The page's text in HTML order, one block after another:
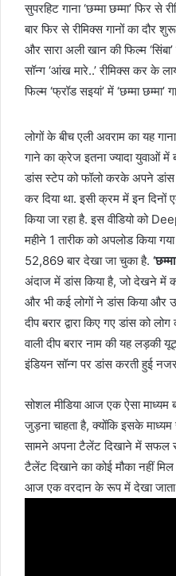
सुपरहिट गाना ‘छम्‍मा छम्‍मा’ फिर से
बार फिर से रीमिक्‍स गानों का दौर
और सारा अली खान की फिल्‍म
सॉन्‍ग ‘आंख मारे..’ रीमिक्‍स कर के
फिल्‍म ‘फ्रॉड सइयां’ में ‘छम्‍मा
लोगों के बीच एली अवराम का यह
गाने का क्रेज इतना ज्‍यादा युवाओं
डांस स्‍टेप को फॉलो करके अपने डांस
कर दिया था. इसी क्रम में इन दिनों
किया जा रहा है. इस वीडियो को
महीने 1 तारीक को अपलोड किया
52,869 बार देखा जा चुका है.
अंदाज में डांस किया है, जो देखने में
और भी कई लोगों ने डांस किया और
दीप बरार द्वारा किए गए डांस को
वाली दीप बरार नाम की यह लड़की
इंडियन सॉन्ग पर डांस करती हुई
सोशल मीडिया आज एक ऐसा
जुड़ना चाहता है, क्योंकि इसके
सामने अपना टैलेंट दिखाने में सफल
टैलेंट दिखाने का कोई मौका नहीं मिल
आज एक वरदान के रूप में देखा